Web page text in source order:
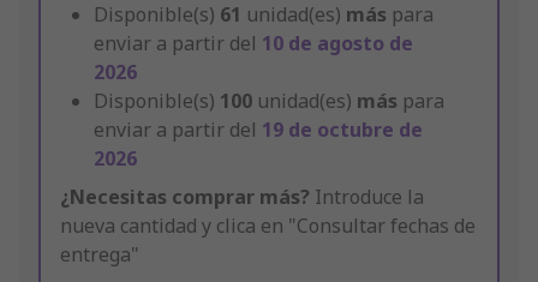
Disponible(s) 61 unidad(es) más para
enviar a partir del 10 de agosto de
2026
Disponible(s) 100 unidad(es) más para
enviar a partir del 19 de octubre de
2026
¿Necesitas comprar más? Introduce la
nueva cantidad y clica en "Consultar fechas de
entrega"